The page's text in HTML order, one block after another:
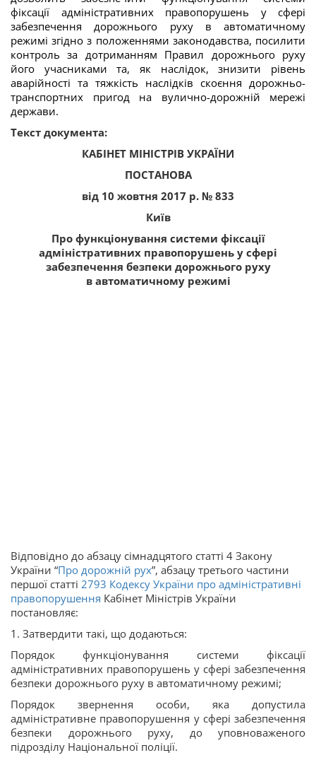
фіксації адміністративних правопорушень у сфері
забезпечення дорожнього руху в автоматичному
режимі згідно з положеннями законодавства, посилити
контроль за дотриманням Правил дорожнього руху
його учасниками та, як наслідок, знизити рівень
аварійності та тяжкість наслідків скоєння дорожньо-
транспортних пригод на вулично-дорожній мережі
держави.
Текст документа:
КАБІНЕТ МІНІСТРІВ УКРАЇНИ
ПОСТАНОВА
від 10 жовтня 2017 р. № 833
Київ
Про функціонування системи фіксації
адміністративних правопорушень у сфері
забезпечення безпеки дорожнього руху
в автоматичному режимі
Відповідно до абзацу сімнадцятого статті 4 Закону
України “Про дорожній рух”, абзацу третього частини
першої статті 2793 Кодексу України про адміністративні
правопорушення Кабінет Міністрів України
постановляє:
1. Затвердити такі, що додаються:
Порядок функціонування системи фіксації
адміністративних правопорушень у сфері забезпечення
безпеки дорожнього руху в автоматичному режимі;
Порядок звернення особи, яка допустила
адміністративне правопорушення у сфері забезпечення
безпеки дорожнього руху, до уповноваженого
підрозділу Національної поліції.